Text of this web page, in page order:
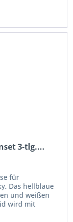
3-tlg....
für
Das hellblaue
und weißen
wird mit